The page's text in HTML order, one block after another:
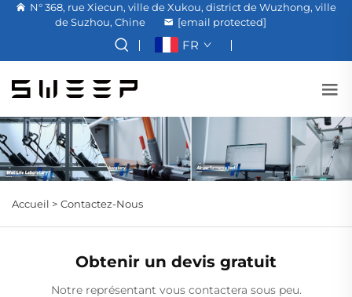
N° 368, rue Xiecun, ville de Xukou, district de Wuzhong, ville
de Suzhou, Chine
[email protected]
FR
Accueil > Contactez-Nous
Obtenir un devis gratuit
Notre représentant vous contactera sous peu.